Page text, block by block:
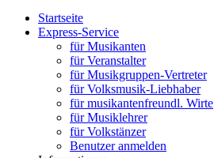
Startseite
Express-Service
für Musikanten
für Veranstalter
für Musikgruppen-Vertreter
für Volksmusik-Liebhaber
für musikantenfreundl. Wirte
für Musiklehrer
für Volkstänzer
Benutzer anmelden